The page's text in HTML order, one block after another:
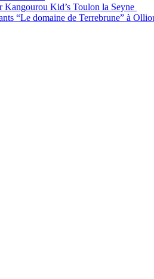
Kangourou Kid’s Toulon la Seyne
“Le domaine de Terrebrune” à